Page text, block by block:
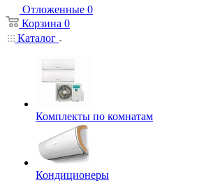
Отложенные 0
Корзина 0
Каталог
Комплекты по комнатам
Кондиционеры